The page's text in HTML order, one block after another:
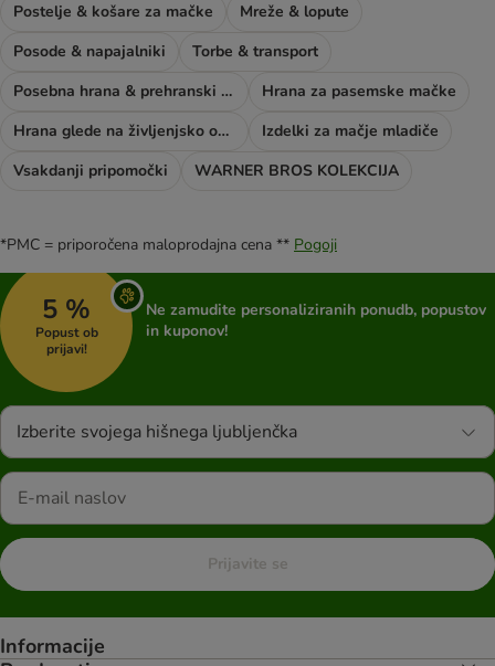
Postelje & košare za mačke
Mreže & lopute
Posode & napajalniki
Torbe & transport
Posebna hrana & prehranski dodatki
Hrana za pasemske mačke
Hrana glede na življenjsko obdobje mačke
Izdelki za mačje mladiče
Vsakdanji pripomočki
WARNER BROS KOLEKCIJA
*PMC = priporočena maloprodajna cena ** Pogoji
5 %
Popust ob
prijavi!
Ne zamudite personaliziranih ponudb, popustov
in kuponov!
Izberite svojega hišnega ljubljenčka
Prijavite se
Informacije